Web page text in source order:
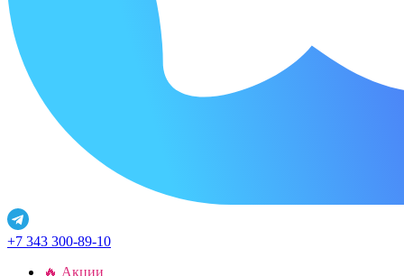
+7 343 300-89-10
🔥 Акции